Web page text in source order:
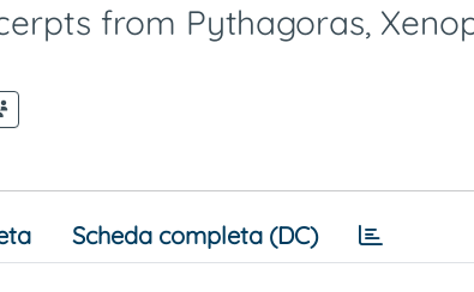
from Pythagoras,
Scheda completa (DC)